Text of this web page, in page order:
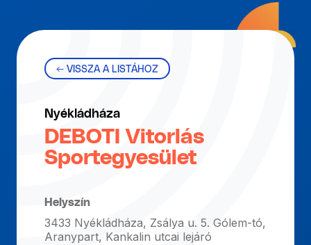
← VISSZA A LISTÁHOZ
Nyékládháza
DEBOTI Vitorlás
Sportegyesület
Helyszín
3433 Nyékládháza, Zsálya u. 5. Gólem-tó,
Aranypart, Kankalin utcai lejáró